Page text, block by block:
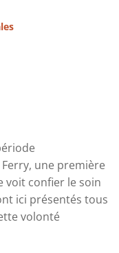
une première
voit confier le soin
ici présentés tous
volonté